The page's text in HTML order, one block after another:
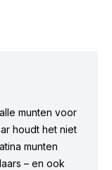
munten voor
houdt het niet
munten
– en ook